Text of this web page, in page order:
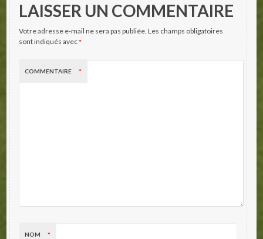
LAISSER UN COMMENTAIRE
Votre adresse e-mail ne sera pas publiée. Les champs obligatoires
sont indiqués avec*
COMMENTAIRE *
NOM *